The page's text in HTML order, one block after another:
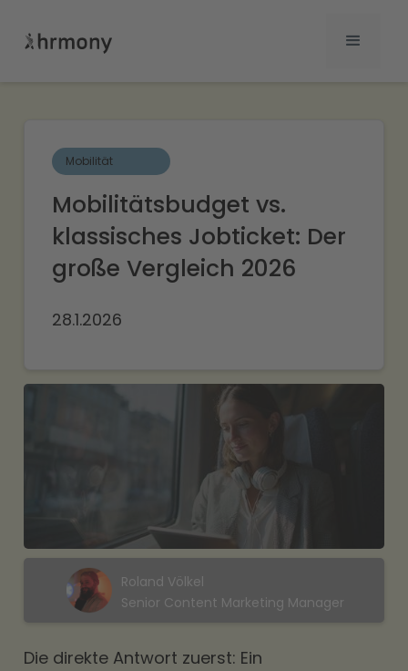
Mobilität
Mobilitätsbudget vs.
klassisches Jobticket: Der
große Vergleich 2026
28.1.2026
Roland Völkel
Senior Content Marketing Manager
Die direkte Antwort zuerst: Ein